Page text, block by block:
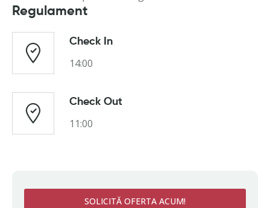
Regulament
Check In
14:00
Check Out
11:00
SOLICITĂ OFERTA ACUM!